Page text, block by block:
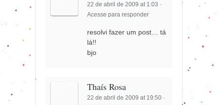
22 de abril de 2009 at 1:03 ·
Acesse para responder
resolvi fazer um post… tá
lá!!
bjo
Thaís Rosa
22 de abril de 2009 at 19:50 ·